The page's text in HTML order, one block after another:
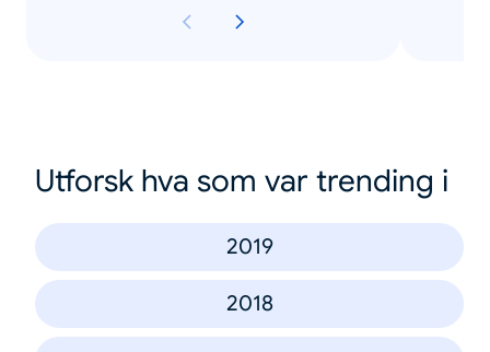
Utforsk hva som var trending i
2019
2018